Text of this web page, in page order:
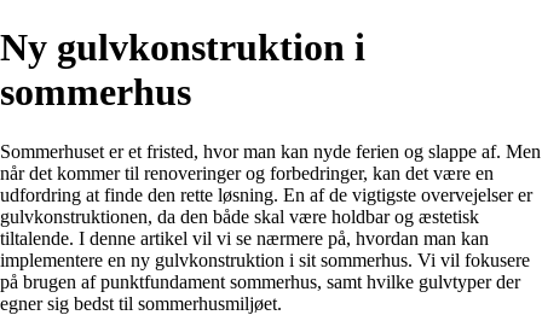
Ny gulvkonstruktion i
sommerhus
Sommerhuset er et fristed, hvor man kan nyde ferien og slappe af. Men
når det kommer til renoveringer og forbedringer, kan det være en
udfordring at finde den rette løsning. En af de vigtigste overvejelser er
gulvkonstruktionen, da den både skal være holdbar og æstetisk
tiltalende. I denne artikel vil vi se nærmere på, hvordan man kan
implementere en ny gulvkonstruktion i sit sommerhus. Vi vil fokusere
på brugen af punktfundament sommerhus, samt hvilke gulvtyper der
egner sig bedst til sommerhusmiljøet.